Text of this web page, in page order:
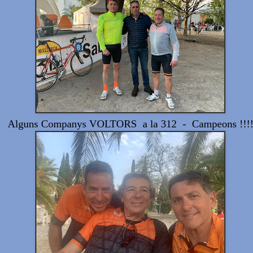
Alguns Companys VOLTORS a la 312 - Campeons !!!!